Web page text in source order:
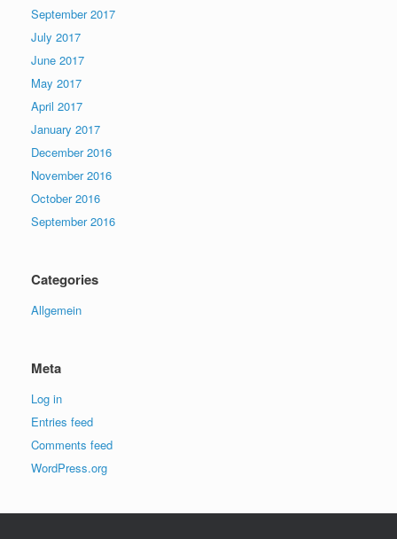
September 2017
July 2017
June 2017
May 2017
April 2017
January 2017
December 2016
November 2016
October 2016
September 2016
Categories
Allgemein
Meta
Log in
Entries feed
Comments feed
WordPress.org